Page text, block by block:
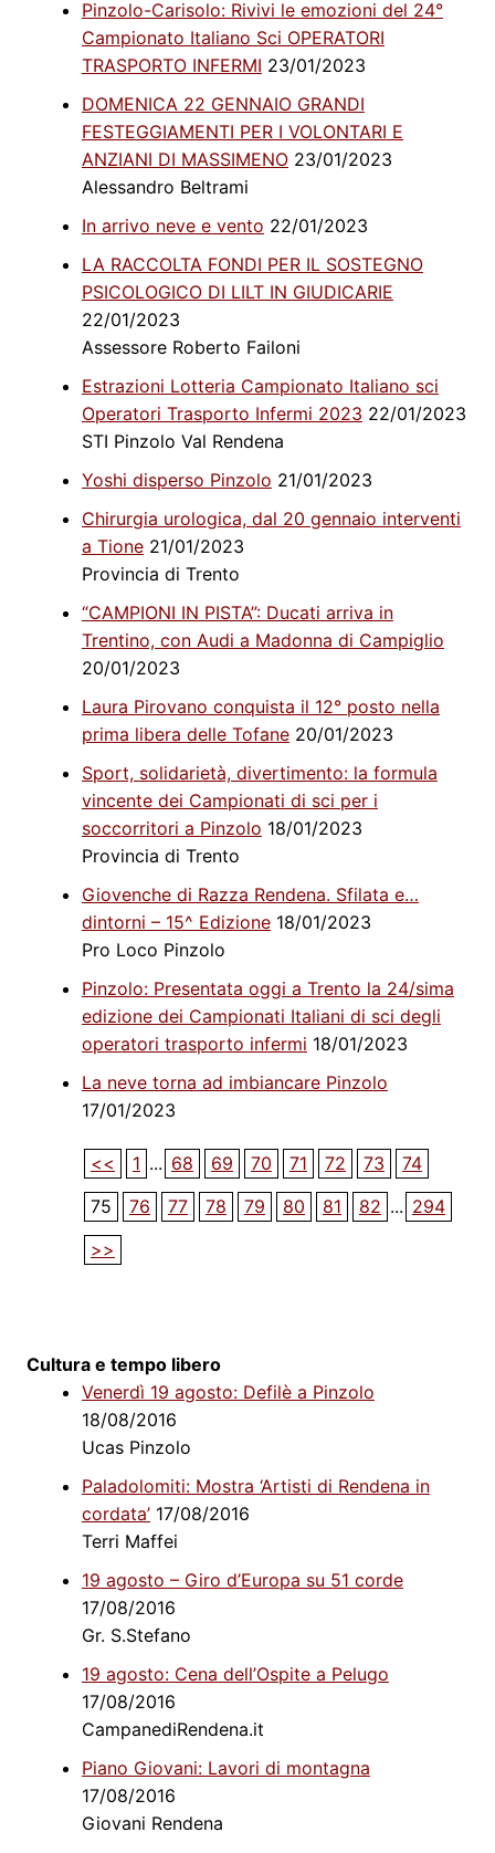
Pinzolo-Carisolo: Rivivi le emozioni del 24°
Campionato Italiano Sci OPERATORI
TRASPORTO INFERMI 23/01/2023
DOMENICA 22 GENNAIO GRANDI
FESTEGGIAMENTI PER I VOLONTARI E
ANZIANI DI MASSIMENO23/01/2023
Alessandro Beltrami
In arrivo neve e vento 22/01/2023
LA RACCOLTA FONDI PER IL SOSTEGNO
PSICOLOGICO DI LILT IN GIUDICARIE
22/01/2023
Assessore Roberto Failoni
Estrazioni Lotteria Campionato Italiano sci
Operatori Trasporto Infermi 2023 22/01/2023
STI Pinzolo Val Rendena
Yoshi disperso Pinzolo 21/01/2023
Chirurgia urologica, dal 20 gennaio interventi
a Tione21/01/2023
Provincia di Trento
“CAMPIONI IN PISTA”: Ducati arriva in
Trentino, con Audi a Madonna di Campiglio
20/01/2023
Laura Pirovano conquista il 12° posto nella
prima libera delle Tofane20/01/2023
Sport, solidarietà, divertimento: la formula
vincente dei Campionati di sci per i
soccorritori a Pinzolo 18/01/2023
Provincia di Trento
Giovenche di Razza Rendena. Sfilata e…
dintorni – 15^ Edizione18/01/2023
Pro Loco Pinzolo
Pinzolo: Presentata oggi a Trento la 24/sima
edizione dei Campionati Italiani di sci degli
operatori trasporto infermi 18/01/2023
La neve torna ad imbiancare Pinzolo
17/01/2023
<< 1 ... 68 69 70 71 72 73
74
75
76 77 78 79 80 81 82 ... 294
>>
Cultura e tempo libero
Venerdì 19 agosto: Defilè a Pinzolo
18/08/2016
Ucas Pinzolo
Paladolomiti: Mostra ‘Artisti di Rendena in
cordata’17/08/2016
Terri Maffei
19 agosto – Giro d’Europa su 51 corde
17/08/2016
Gr. S.Stefano
19 agosto: Cena dell’Ospite a Pelugo
17/08/2016
CampanediRendena.it
Piano Giovani: Lavori di montagna
17/08/2016
Giovani Rendena